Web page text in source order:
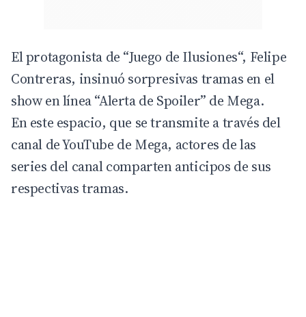
El protagonista de “Juego de Ilusiones“, Felipe
Contreras, insinuó sorpresivas tramas en el
show en línea “Alerta de Spoiler” de Mega.
En este espacio, que se transmite a través del
canal deYouTube de Mega, actores de las
series del canal comparten anticipos de sus
respectivas tramas.